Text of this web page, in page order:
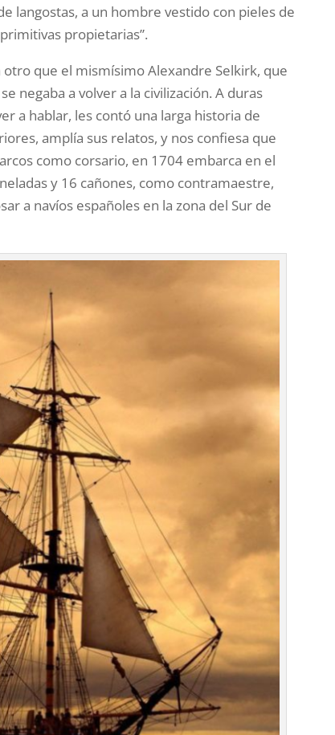
langostas, a un hombre vestido con pieles de
propietarias”.
que el mismísimo Alexandre Selkirk, que
negaba a volver a la civilización. A duras
a hablar, les contó una larga historia de
amplía sus relatos, y nos confiesa que
como corsario, en 1704 embarca en el
y 16 cañones, como contramaestre,
a navíos españoles en la zona del Sur de